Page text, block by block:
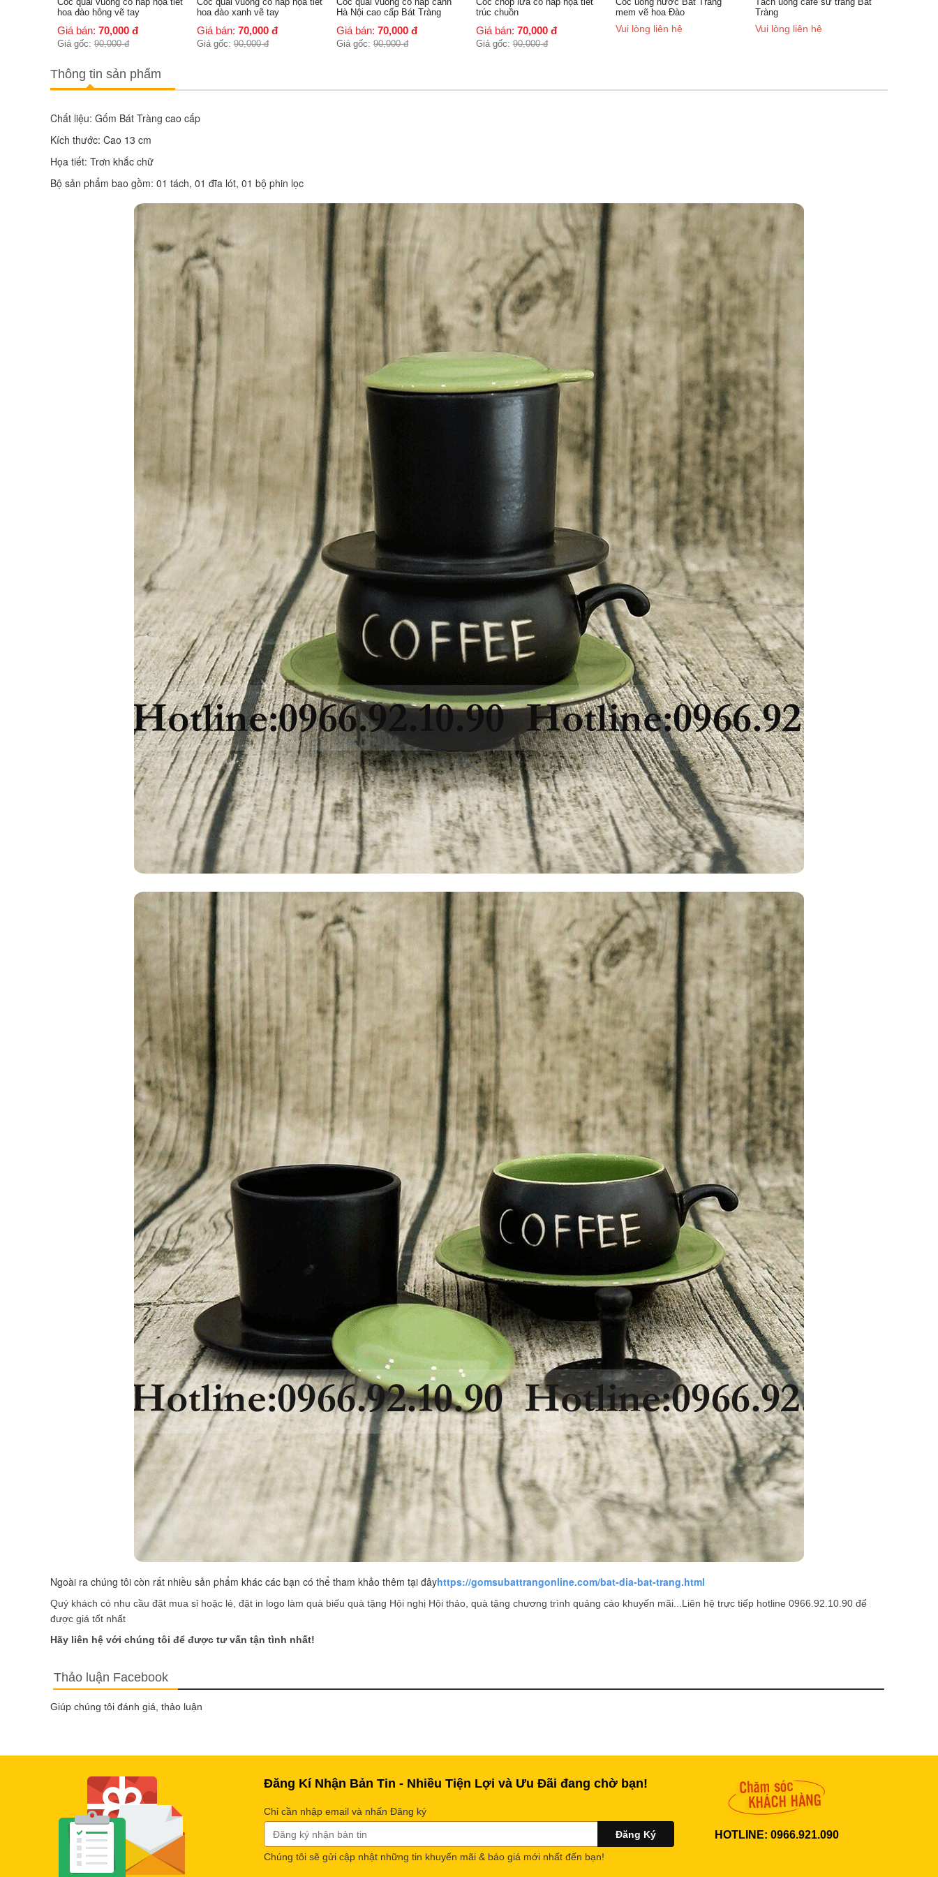
hoa đào xanh vẽ tay
Giá bán: 70,000 đ
Giá gốc: 90,000 đ
Hà Nội cao cấp Bát Tràng
Giá bán: 70,000 đ
Giá gốc: 90,000 đ
trúc chuồn
Giá bán: 70,000 đ
Giá gốc: 90,000 đ
mem vẽ hoa Đào
Vui lòng liên hệ
Tràng
Vui lòng liên hệ
Thông tin sản phẩm
Chất liệu: Gốm Bát Tràng cao cấp
Kích thước: Cao 13 cm
Họa tiết: Trơn khắc chữ
Bộ sản phẩm bao gồm: 01 tách, 01 đĩa lót, 01 bộ phin lọc
Ngoài ra chúng tôi còn rất nhiều sản phẩm khác các bạn có thể tham khảo thêm tại đâyhttps://gomsubattrangonline.com/bat-dia-bat-trang.html
Quý khách có nhu cầu đặt mua sỉ hoặc lẻ, đặt in logo làm quà biếu quà tặng Hội nghị Hội thảo, quà tặng chương trình quảng cáo khuyến mãi...Liên hệ trực tiếp hotline 0966.92.10.90 để
được giá tốt nhất
Hãy liên hệ với chúng tôi để được tư vấn tận tình nhất!
Thảo luận Facebook
Giúp chúng tôi đánh giá, thảo luận
Đăng Kí Nhận Bản Tin - Nhiều Tiện Lợi và Ưu Đãi đang chờ bạn!
Chỉ cần nhập email và nhấn Đăng ký
Chúng tôi sẽ gửi cập nhật những tin khuyến mãi & báo giá mới nhất đến bạn!
HOTLINE: 0966.921.090